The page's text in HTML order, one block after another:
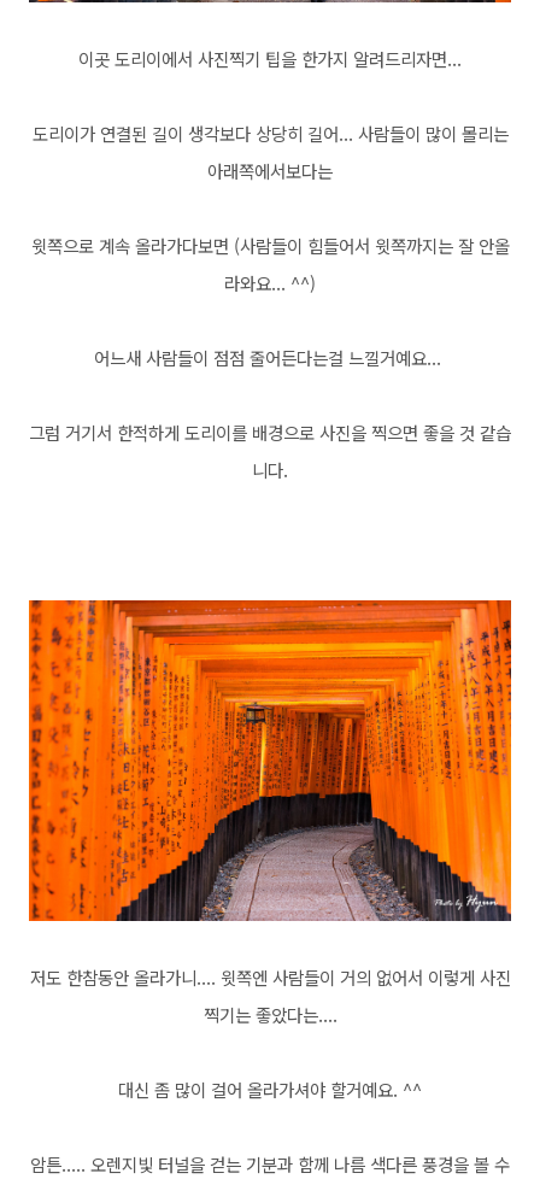
이곳 도리이에서 사진찍기 팁을 한가지 알려드리자면...
도리이가 연결된 길이 생각보다 상당히 길어... 사람들이 많이 몰리는
아래쪽에서보다는
윗쪽으로 계속 올라가다보면 (사람들이 힘들어서 윗쪽까지는 잘 안올
라와요... ^^)
어느새 사람들이 점점 줄어든다는걸 느낄거예요...
그럼 거기서 한적하게 도리이를 배경으로 사진을 찍으면 좋을 것 같습
니다.
저도 한참동안 올라가니.... 윗쪽엔 사람들이 거의 없어서 이렇게 사진
찍기는 좋았다는....
대신 좀 많이 걸어 올라가셔야 할거예요. ^^
암튼..... 오렌지빛 터널을 걷는 기분과 함께 나름 색다른 풍경을 볼 수